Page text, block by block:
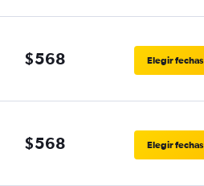
$568 Elegir fechas
$568 Elegir fechas